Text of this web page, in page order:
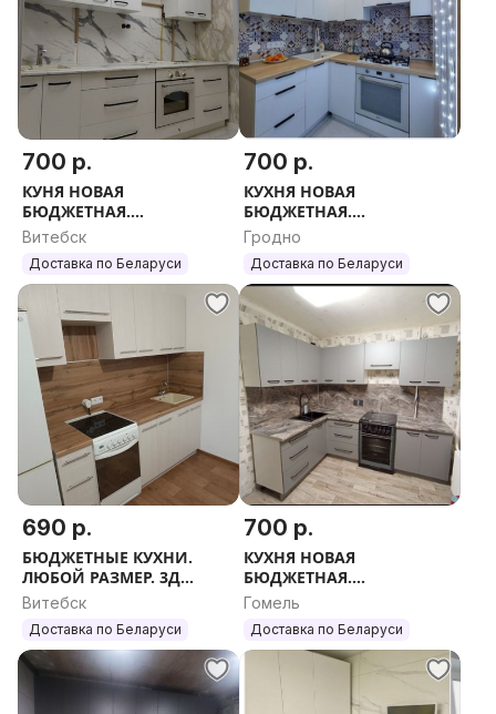
700 р.
КУНЯ НОВАЯ
БЮДЖЕТНАЯ.
МОДУЛЬНЫЕ КУХНИ.
ЛЮБОЙ РАЗМЕР.
Витебск
Доставка по Беларуси
700 р.
КУХНЯ НОВАЯ
БЮДЖЕТНАЯ.
МОДУЛЬНЫЕ КУХНИ.
ПРЯМЫЕ И УГЛОВЫЕ.
ЛЮБОЙ РАЗМЕР.
Гродно
Доставка по Беларуси
690 р.
БЮДЖЕТНЫЕ КУХНИ.
ЛЮБОЙ РАЗМЕР. 3Д
ПРОЕКТ. ЗАМЕР.
Витебск
Доставка по Беларуси
700 р.
КУХНЯ НОВАЯ
БЮДЖЕТНАЯ.
МОДУЛЬНЫЕ КУХНИ.
ЛЮБОЙ РАЗМЕР.
Гомель
Доставка по Беларуси